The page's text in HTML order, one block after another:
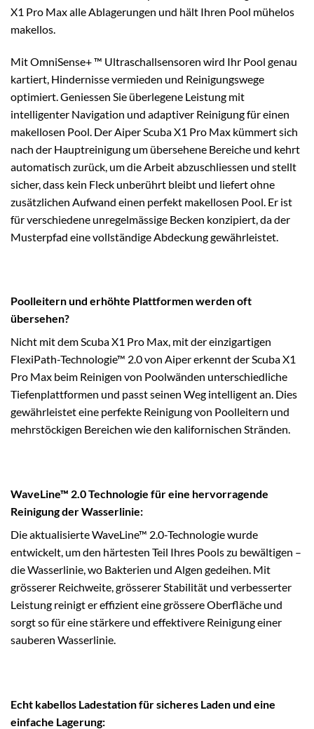
X1 Pro Max alle Ablagerungen und hält Ihren Pool mühelos
makellos.
Mit OmniSense+ ™ Ultraschallsensoren wird Ihr Pool genau
kartiert, Hindernisse vermieden und Reinigungswege
optimiert. Geniessen Sie überlegene Leistung mit
intelligenter Navigation und adaptiver Reinigung für einen
makellosen Pool. Der Aiper Scuba X1 Pro Max kümmert sich
nach der Hauptreinigung um übersehene Bereiche und kehrt
automatisch zurück, um die Arbeit abzuschliessen und stellt
sicher, dass kein Fleck unberührt bleibt und liefert ohne
zusätzlichen Aufwand einen perfekt makellosen Pool. Er ist
für verschiedene unregelmässige Becken konzipiert, da der
Musterpfad eine vollständige Abdeckung gewährleistet.
Poolleitern und erhöhte Plattformen werden oft
übersehen?
Nicht mit dem Scuba X1 Pro Max, mit der einzigartigen
FlexiPath-Technologie™ 2.0 von Aiper erkennt der Scuba X1
Pro Max beim Reinigen von Poolwänden unterschiedliche
Tiefenplattformen und passt seinen Weg intelligent an. Dies
gewährleistet eine perfekte Reinigung von Poolleitern und
mehrstöckigen Bereichen wie den kalifornischen Stränden.
WaveLine™ 2.0 Technologie für eine hervorragende
Reinigung der Wasserlinie:
Die aktualisierte WaveLine™ 2.0-Technologie wurde
entwickelt, um den härtesten Teil Ihres Pools zu bewältigen –
die Wasserlinie, wo Bakterien und Algen gedeihen. Mit
grösserer Reichweite, grösserer Stabilität und verbesserter
Leistung reinigt er effizient eine grössere Oberfläche und
sorgt so für eine stärkere und effektivere Reinigung einer
sauberen Wasserlinie.
Echt kabellos Ladestation für sicheres Laden und eine
einfache Lagerung: